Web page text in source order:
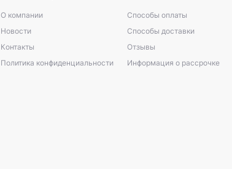
О компании
Новости
Контакты
Политика конфиденциальности
Способы оплаты
Способы доставки
Отзывы
Информация о рассрочке